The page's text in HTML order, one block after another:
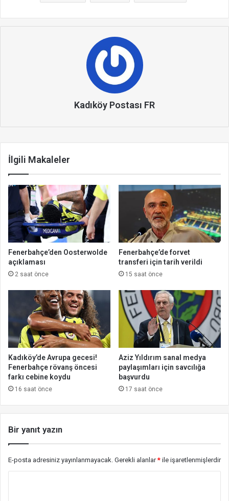
Kadıköy Postası FR
İlgili Makaleler
Fenerbahçe’den Oosterwolde
açıklaması
2 saat önce
Fenerbahçe’de forvet
transferi için tarih verildi
15 saat önce
Kadıköy’de Avrupa gecesi!
Fenerbahçe rövanş öncesi
farkı cebine koydu
16 saat önce
Aziz Yıldırım sanal medya
paylaşımları için savcılığa
başvurdu
17 saat önce
Bir yanıt yazın
E-posta adresiniz yayınlanmayacak. Gerekli alanlar* ile işaretlenmişlerdir